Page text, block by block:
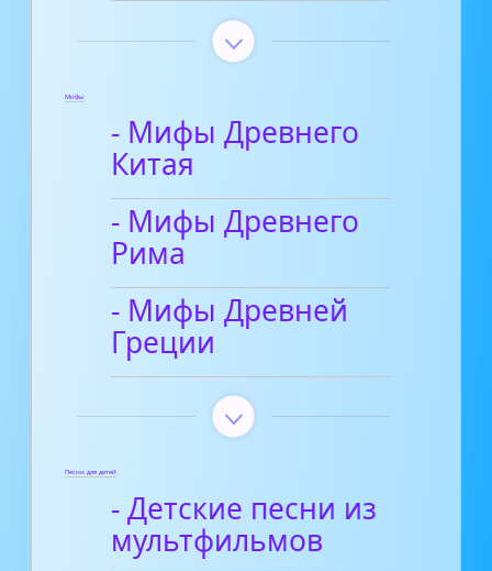
Мифы
- Мифы Древнего
Китая
- Мифы Древнего
Рима
- Мифы Древней
Греции
Песни для детей
- Детские песни из
мультфильмов